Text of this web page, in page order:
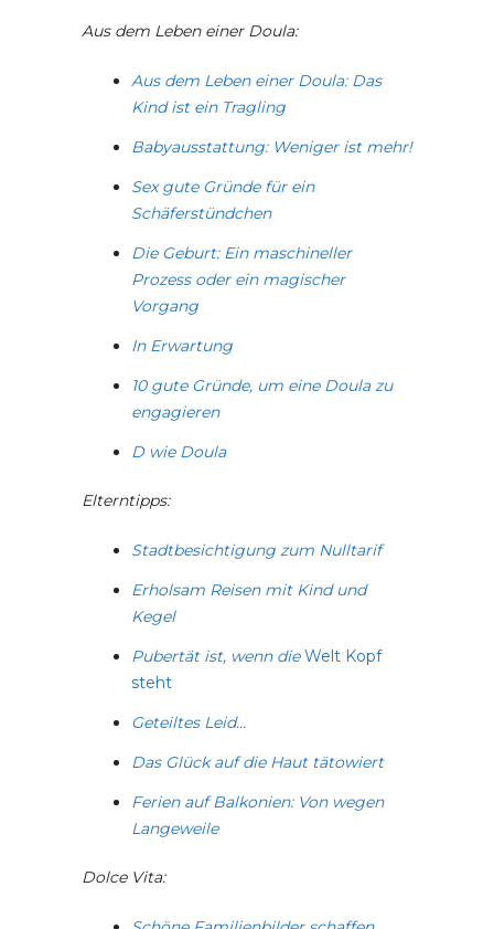
Aus dem Leben einer Doula:
Aus dem Leben einer Doula: Das
Kind ist ein Tragling
Babyausstattung: Weniger ist mehr!
Sex gute Gründe für ein
Schäferstündchen
Die Geburt: Ein maschineller
Prozess oder ein magischer
Vorgang
In Erwartung
10 gute Gründe, um eine Doula zu
engagieren
D wie Doula
Elterntipps:
Stadtbesichtigung zum Nulltarif
Erholsam Reisen mit Kind und
Kegel
Pubertät ist, wenn dieWelt Kopf
steht
Geteiltes Leid…
Das Glück auf die Haut tätowiert
Ferien auf Balkonien: Von wegen
Langeweile
Dolce Vita: